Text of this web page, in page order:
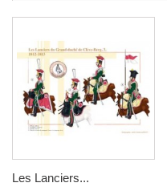
Les Lanciers...